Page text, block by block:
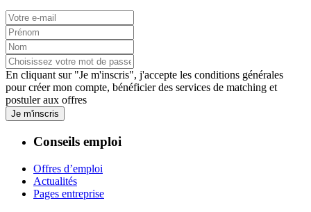
En cliquant sur "Je m'inscris", j'accepte les conditions générales
pour créer mon compte, bénéficier des services de matching et
postuler aux offres
Je m'inscris
Conseils emploi
Offres d’emploi
Actualités
Pages entreprise